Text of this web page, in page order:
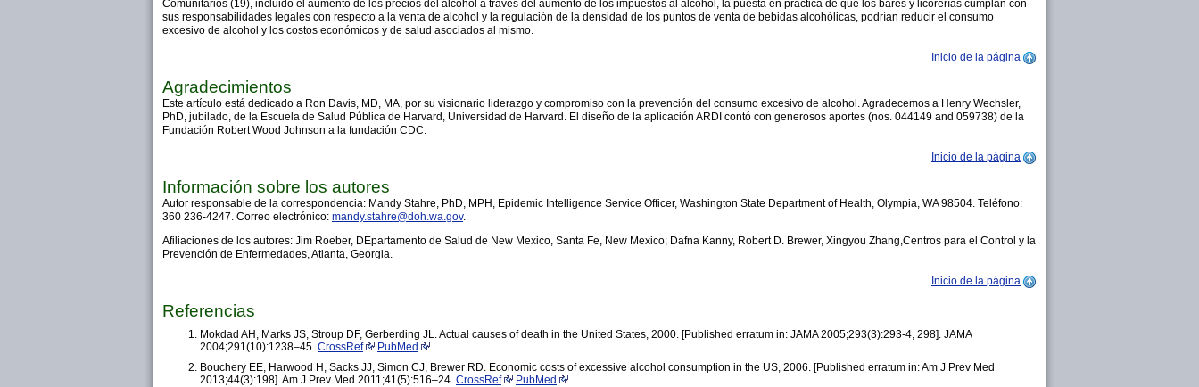
Comunitarios (19), incluido el aumento de los precios del alcohol a través del aumento de los impuestos al alcohol, la puesta en práctica de que los bares y licorerías cumplan con
sus responsabilidades legales con respecto a la venta de alcohol y la regulación de la densidad de los puntos de venta de bebidas alcohólicas, podrían reducir el consumo
excesivo de alcohol y los costos económicos y de salud asociados al mismo.
Inicio de la página
Agradecimientos
Este artículo está dedicado a Ron Davis, MD, MA, por su visionario liderazgo y compromiso con la prevención del consumo excesivo de alcohol. Agradecemos a Henry Wechsler,
PhD, jubilado, de la Escuela de Salud Pública de Harvard, Universidad de Harvard. El diseño de la aplicación ARDI contó con generosos aportes (nos. 044149 and 059738) de la
Fundación Robert Wood Johnson a la fundación CDC.
Inicio de la página
Información sobre los autores
Autor responsable de la correspondencia: Mandy Stahre, PhD, MPH, Epidemic Intelligence Service Officer, Washington State Department of Health, Olympia, WA 98504. Teléfono:
360 236-4247. Correo electrónico: mandy.stahre@doh.wa.gov.
Afiliaciones de los autores: Jim Roeber, DEpartamento de Salud de New Mexico, Santa Fe, New Mexico; Dafna Kanny, Robert D. Brewer, Xingyou Zhang,Centros para el Control y la
Prevención de Enfermedades, Atlanta, Georgia.
Inicio de la página
Referencias
Mokdad AH, Marks JS, Stroup DF, Gerberding JL. Actual causes of death in the United States, 2000. [Published erratum in: JAMA 2005;293(3):293-4, 298]. JAMA
2004;291(10):1238–45. CrossRef
PubMed
Bouchery EE, Harwood H, Sacks JJ, Simon CJ, Brewer RD. Economic costs of excessive alcohol consumption in the US, 2006. [Published erratum in: Am J Prev Med
2013;44(3):198]. Am J Prev Med 2011;41(5):516–24. CrossRef
PubMed